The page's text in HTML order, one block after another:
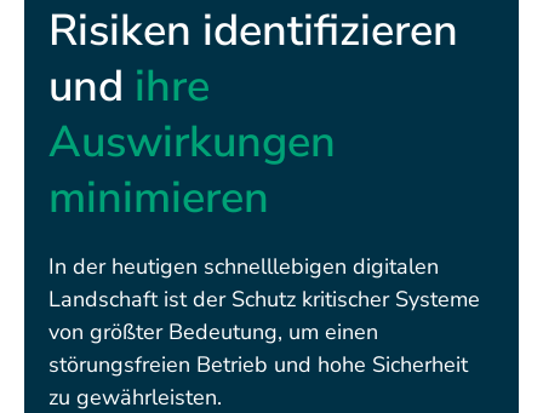
Risiken identifizieren
und ihre
Auswirkungen
minimieren
In der heutigen schnelllebigen digitalen
Landschaft ist der Schutz kritischer Systeme
von größter Bedeutung, um einen
störungsfreien Betrieb und hohe Sicherheit
zu gewährleisten.